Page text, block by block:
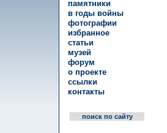
памятники
в годы войны
фотографии
избранное
статьи
музей
форум
о проекте
ссылки
контакты
поиск по сайту